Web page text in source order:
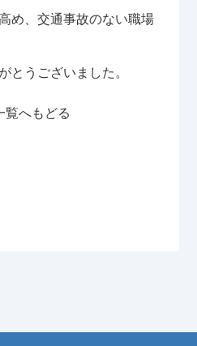
め、交通事故のない職場
とうございました。
覧へもどる